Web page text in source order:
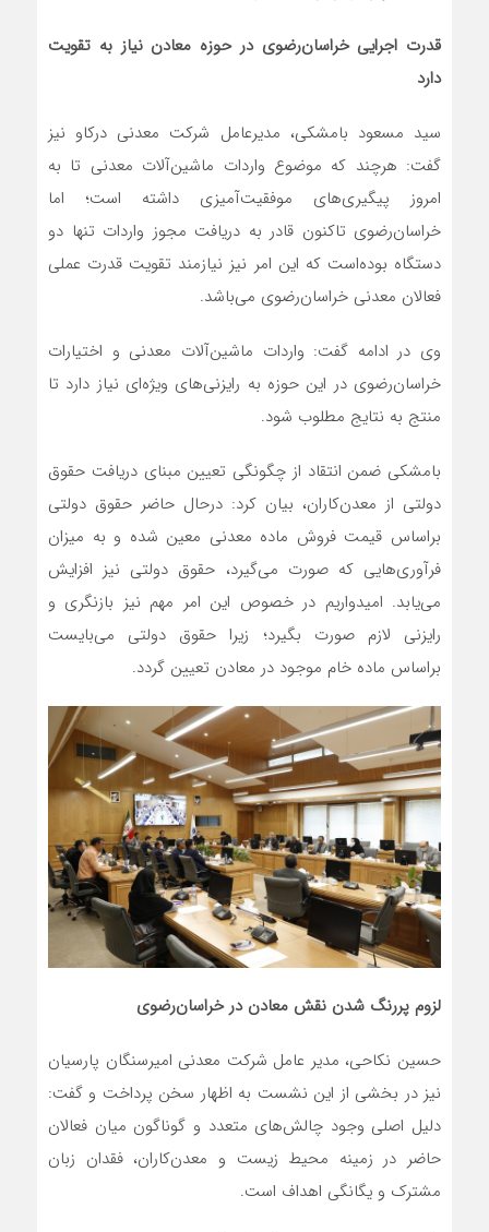
قدرت اجرایی خراسان‌رضوی در حوزه معادن نیاز به تقویت
دارد
سید مسعود بامشکی، مدیرعامل شرکت معدنی درکاو نیز
گفت: هرچند که موضوع واردات ماشین‌آلات معدنی تا به
امروز پیگیری‌های موفقیت‌آمیزی داشته است؛ اما
خراسان‌رضوی تاکنون قادر به دریافت مجوز واردات تنها دو
دستگاه بوده‌است که این امر نیز نیازمند تقویت قدرت عملی
فعالان معدنی خراسان‌رضوی می‌باشد.
وی در ادامه گفت: واردات ماشین‌آلات معدنی و اختیارات
خراسان‌رضوی در این حوزه به رایزنی‌های ویژه‌ای نیاز دارد تا
منتج به نتایج مطلوب شود.
بامشکی ضمن انتقاد از چگونگی تعیین مبنای دریافت حقوق
دولتی از معدن‌کاران، بیان کرد: درحال حاضر حقوق دولتی
براساس قیمت فروش ماده معدنی معین شده و به میزان
فرآوری‌هایی که صورت می‌گیرد، حقوق دولتی نیز افزایش
می‌یابد. امیدواریم در خصوص این امر مهم نیز بازنگری و
رایزنی لازم صورت بگیرد؛ زیرا حقوق دولتی می‌بایست
براساس ماده خام موجود در معادن تعیین گردد.
لزوم پررنگ‌ شدن نقش معادن در خراسان‌رضوی
حسین نکاحی، مدیر عامل شرکت معدنی امیرسنگان پارسیان
نیز در بخشی از این نشست به اظهار سخن پرداخت و گفت:
دلیل اصلی وجود چالش‌های متعدد و گوناگون میان فعالان
حاضر در زمینه محیط زیست و معدن‌کاران، فقدان زبان
مشترک و یگانگی اهداف است.